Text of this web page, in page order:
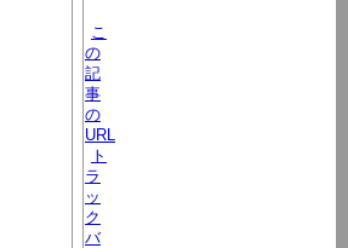
こ
の
記
事
の
URL
ト
ラ
ッ
ク
バ